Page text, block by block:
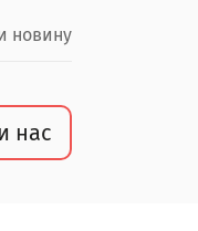
новину
нас